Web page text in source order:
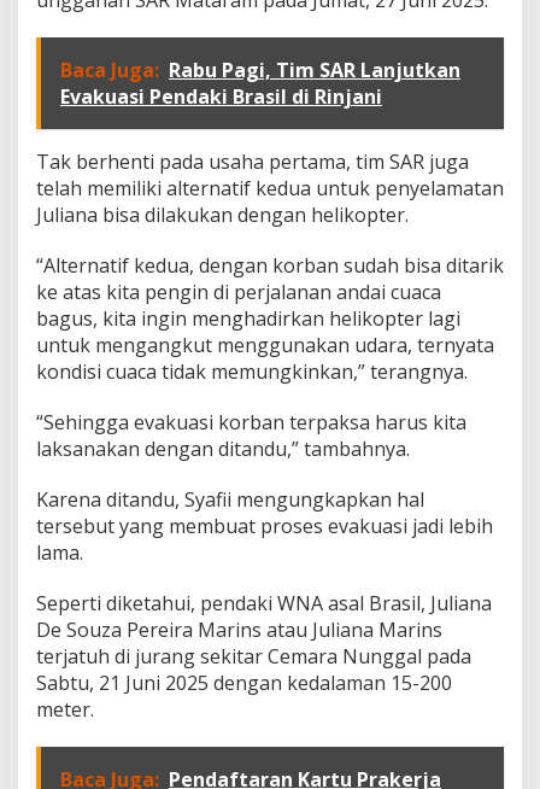
e
k
o
t
e
r
Baca Juga: Rabu Pagi, Tim SAR Lanjutkan
Evakuasi Pendaki Brasil di Rinjani
Tak berhenti pada usaha pertama, tim SAR juga
telah memiliki alternatif kedua untuk penyelamatan
Juliana bisa dilakukan dengan helikopter.
“Alternatif kedua, dengan korban sudah bisa ditarik
ke atas kita pengin di perjalanan andai cuaca
bagus, kita ingin menghadirkan helikopter lagi
untuk mengangkut menggunakan udara, ternyata
kondisi cuaca tidak memungkinkan,” terangnya.
“Sehingga evakuasi korban terpaksa harus kita
laksanakan dengan ditandu,” tambahnya.
Karena ditandu, Syafii mengungkapkan hal
tersebut yang membuat proses evakuasi jadi lebih
lama.
Seperti diketahui, pendaki WNA asal Brasil, Juliana
De Souza Pereira Marins atau Juliana Marins
terjatuh di jurang sekitar Cemara Nunggal pada
Sabtu, 21 Juni 2025 dengan kedalaman 15-200
meter.
Baca Juga: Pendaftaran Kartu Prakerja